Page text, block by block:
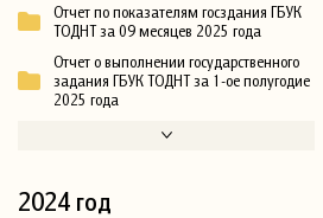
Отчет по показателям госздания ГБУК
ТОДНТ за 09 месяцев 2025 года
Отчет о выполнении государственного
задания ГБУК ТОДНТ за 1-ое полугодие
2025 года
2024 год